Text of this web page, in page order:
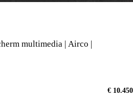
multimedia | Airco |
€ 10.450